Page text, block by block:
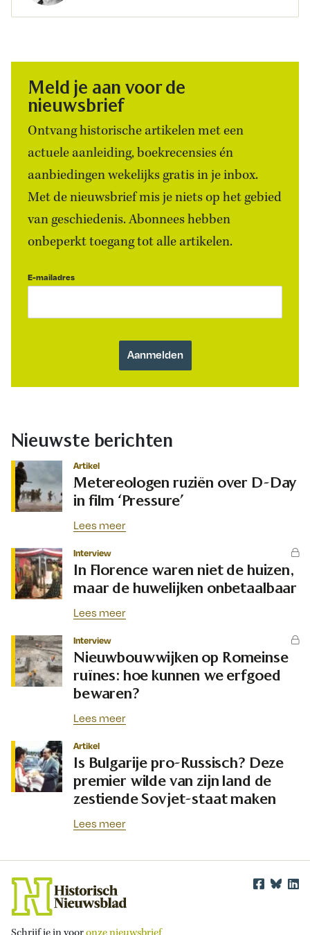
Meld je aan voor de
nieuwsbrief
Ontvang historische artikelen met een
actuele aanleiding, boekrecensies én
aanbiedingen wekelijks gratis in je inbox.
Met de nieuwsbrief mis je niets op het gebied
van geschiedenis. Abonnees hebben
onbeperkt toegang tot alle artikelen.
E-mailadres
Nieuwste berichten
Artikel
Metereologen ruziën over D-Day
in film ‘Pressure’
Lees meer
Interview
In Florence waren niet de huizen,
maar de huwelijken onbetaalbaar
Lees meer
Interview
Nieuwbouwwijken op Romeinse
ruïnes: hoe kunnen we erfgoed
bewaren?
Lees meer
Artikel
Is Bulgarije pro-Russisch? Deze
premier wilde van zijn land de
zestiende Sovjet-staat maken
Lees meer